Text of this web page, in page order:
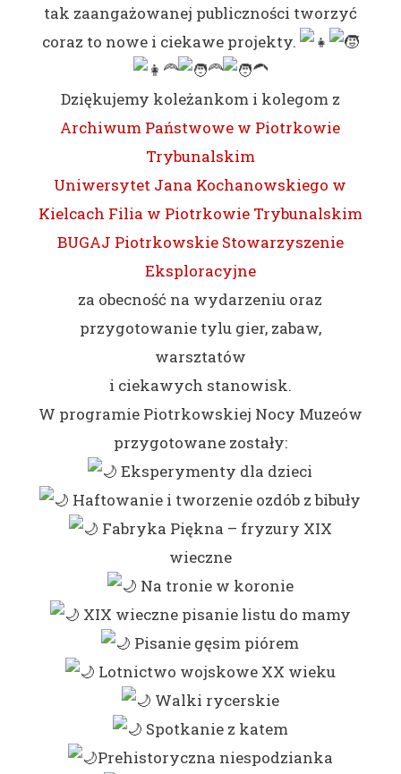
tak zaangażowanej publiczności tworzyć
coraz to nowe i ciekawe projekty.
Dziękujemy koleżankom i kolegom z
Archiwum Państwowe w Piotrkowie
Trybunalskim
Uniwersytet Jana Kochanowskiego w
Kielcach Filia w Piotrkowie Trybunalskim
BUGAJ Piotrkowskie Stowarzyszenie
Eksploracyjne
za obecność na wydarzeniu oraz
przygotowanie tylu gier, zabaw,
warsztatów
i ciekawych stanowisk.
W programie Piotrkowskiej Nocy Muzeów
przygotowane zostały:
Eksperymenty dla dzieci
Haftowanie i tworzenie ozdób z bibuły
Fabryka Piękna – fryzury XIX
wieczne
Na tronie w koronie
XIX wieczne pisanie listu do mamy
Pisanie gęsim piórem
Lotnictwo wojskowe XX wieku
Walki rycerskie
Spotkanie z katem
Prehistoryczna niespodzianka